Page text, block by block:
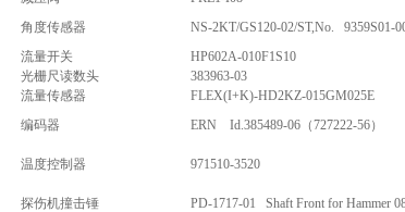
角度传感器
NS-2KT/GS120-02/ST,No. 9359S01-
流量开关
HP602A-010F1S10
光栅尺读数头
383963-03
流量传感器
FLEX(I+K)-HD2KZ-015GM025E
编码器 ERN Id.385489-06（727222-56）
温度控制器 971510-3520
探伤机撞击锤
PD-1717-01 Shaft Front for Hammer